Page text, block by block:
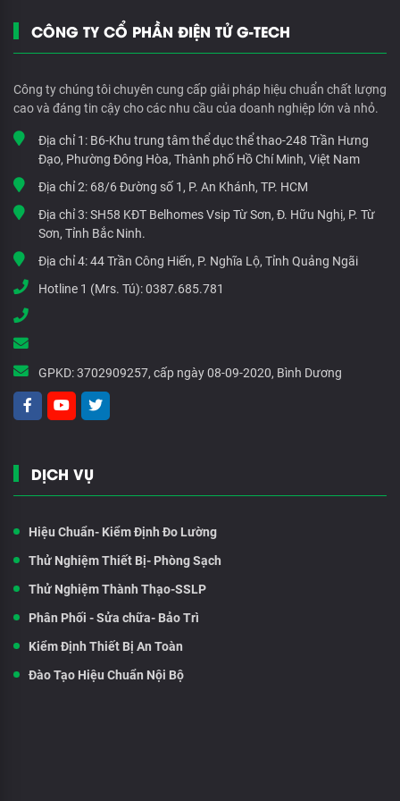
CÔNG TY CỔ PHẦN ĐIỆN TỬ G-TECH
Công ty chúng tôi chuyên cung cấp giải pháp hiệu chuẩn chất lượng
cao và đáng tin cậy cho các nhu cầu của doanh nghiệp lớn và nhỏ.
Địa chỉ 1: B6-Khu trung tâm thể dục thể thao-248 Trần Hưng
Đạo, Phường Đông Hòa, Thành phố Hồ Chí Minh, Việt Nam
Địa chỉ 2: 68/6 Đường số 1, P. An Khánh, TP. HCM
Địa chỉ 3:SH58 KĐT Belhomes Vsip Từ Sơn, Đ. Hữu Nghị, P. Từ
Sơn, Tỉnh Bắc Ninh.
Địa chỉ 4:44 Trần Công Hiến, P. Nghĩa Lộ, Tỉnh Quảng Ngãi
Hotline 1 (Mrs. Tú):0387.685.781
GPKD:3702909257, cấp ngày 08-09-2020, Bình Dương
DỊCH VỤ
Hiệu Chuẩn- Kiểm Định Đo Lường
Thử Nghiệm Thiết Bị- Phòng Sạch
Thử Nghiệm Thành Thạo-SSLP
Phân Phối - Sửa chữa- Bảo Trì
Kiểm Định Thiết Bị An Toàn
Đào Tạo Hiệu Chuẩn Nội Bộ